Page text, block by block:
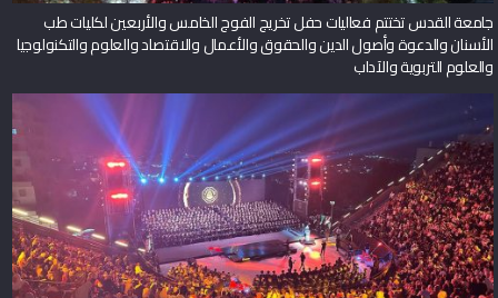
جامعة القدس تختتم فعاليات حفل تخريج الفوج الخامس والأربعين لكليات طب
الأسنان والدعوة وأصول الدين والحقوق والأعمال والاقتصاد والعلوم والتكنولوجيا
والعلوم التربوية والآداب